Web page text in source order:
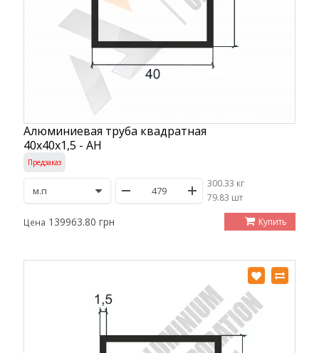
Алюминиевая труба квадратная
40х40х1,5 - АН
Предзаказ
300.33 кг
/79.83 шт
Цена 139963.80 грн Купить